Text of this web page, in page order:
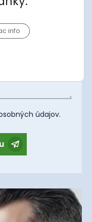
údajov.
info